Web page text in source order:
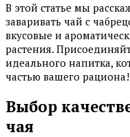
В этой статье мы
заваривать чай с
вкусовые и
растения.
идеального напитка,
частью вашего рациона!
Выбор
чая